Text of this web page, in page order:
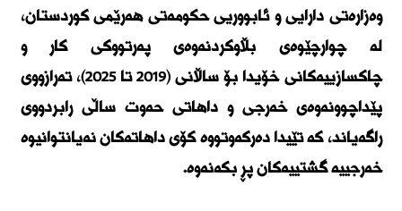
وەزارەتی دارایی و ئابووریی حکومەتی هەرێمی کوردستان،
لە چوارچێوەی بڵاوکردنەوەی پەرتووکی کار و
چاکسازییەکانی خۆیدا بۆ ساڵانی (2019 تا 2025)، تەرازووی
پێداچوونەوەی خەرجی و داهاتی حەوت ساڵی رابردووی
راگەیاند، کە تێیدا دەرکەوتووە کۆی داهاتەکان نەیانتوانیوە
خەرجییە گشتییەکان پڕ بکەنەوە.